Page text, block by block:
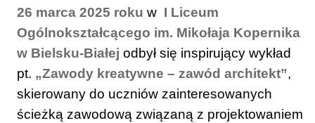
26 marca 2025 roku w I Liceum
Ogólnokształcącego im. Mikołaja Kopernika
w Bielsku-Białej odbył się inspirujący wykład
pt. „Zawody kreatywne – zawód architekt”,
skierowany do uczniów zainteresowanych
ścieżką zawodową związaną z projektowaniem